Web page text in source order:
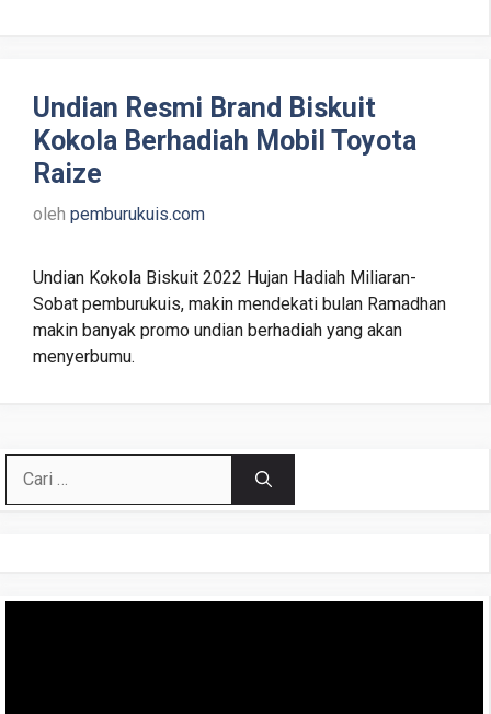
Undian Resmi Brand Biskuit
Kokola Berhadiah Mobil Toyota
Raize
oleh pemburukuis.com
Undian Kokola Biskuit 2022 Hujan Hadiah Miliaran-
Sobat pemburukuis, makin mendekati bulan Ramadhan
makin banyak promo undian berhadiah yang akan
menyerbumu.
untuk: